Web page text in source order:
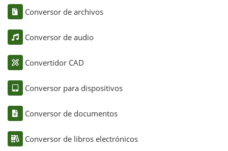
Conversor de archivos
Conversor de audio
Convertidor CAD
Conversor para dispositivos
Conversor de documentos
Conversor de libros electrónicos